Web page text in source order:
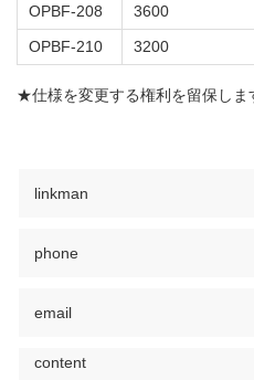
OPBF-208
3600
OPBF-210
3200
★仕様を変更する権利を留保しま